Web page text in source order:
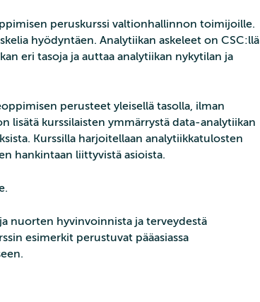
peruskurssi valtionhallinnon toimijoille.
hyödyntäen. Analytiikan askeleet on CSC:llä
eri tasoja ja auttaa analytiikan nykytilan ja
perusteet yleisellä tasolla, ilman
lisätä kurssilaisten ymmärrystä data-analytiikan
Kurssilla harjoitellaan analytiikkatulosten
hankintaan liittyvistä asioista.
nuorten hyvinvoinnista ja terveydestä
esimerkit perustuvat pääasiassa